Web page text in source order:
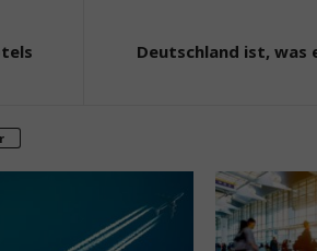
Deutschland ist, was